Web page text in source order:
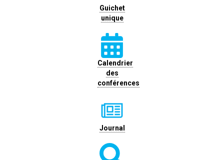
Guichet
unique
Calendrier
des
conférences
Journal